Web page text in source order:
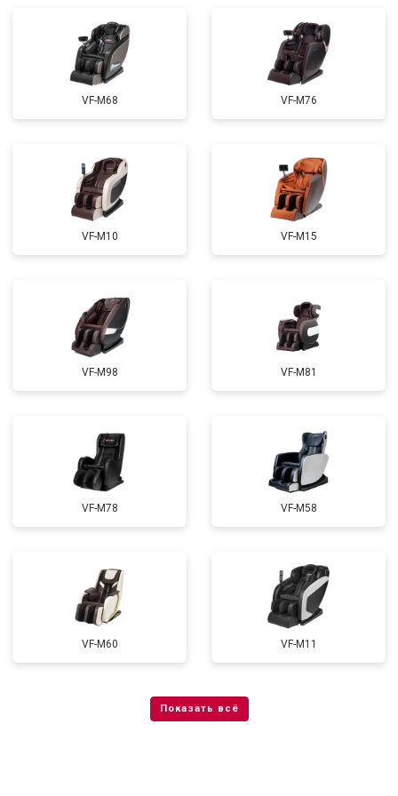
Ремонт купюроприемника от 4700 ₽ Заказать
Замена сетевого трансформатора от 4500 ₽
VF-M68 VF-M76
VF-M10 VF-M15
VF-M98 VF-M81
VF-M78 VF-M58
VF-M60 VF-M11